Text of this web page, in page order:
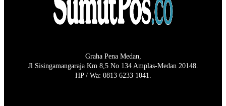
Graha Pena Medan,
Jl Sisingamangaraja Km 8,5 No 134 Amplas-Medan 20148.
HP / Wa: 0813 6233 1041.